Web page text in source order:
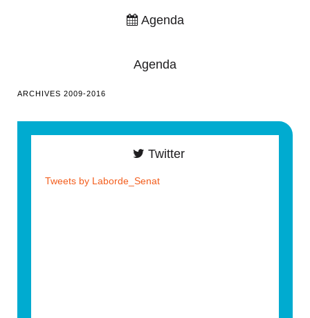
Agenda
Agenda
ARCHIVES 2009-2016
Twitter
Tweets by Laborde_Senat